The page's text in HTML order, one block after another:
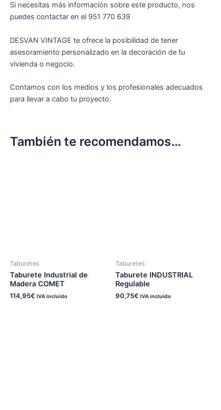
Si necesitas más información sobre este producto, nos
puedes contactar en el 951 770 639
DESVAN VINTAGE te ofrece la posibilidad de tener
asesoramiento personalizado en la decoración de tu
vivienda o negocio.
Contamos con los medios y los profesionales adecuados
para llevar a cabo tu proyecto.
También te recomendamos…
Taburetes
Taburete Industrial de
Madera COMET
114,95€ IVA incluido
Taburetes
Taburete INDUSTRIAL
Regulable
90,75€ IVA incluido